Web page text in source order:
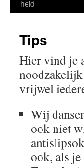
held
Tips
Hier vind je
vrijwel
Wij
ook niet
ook, als